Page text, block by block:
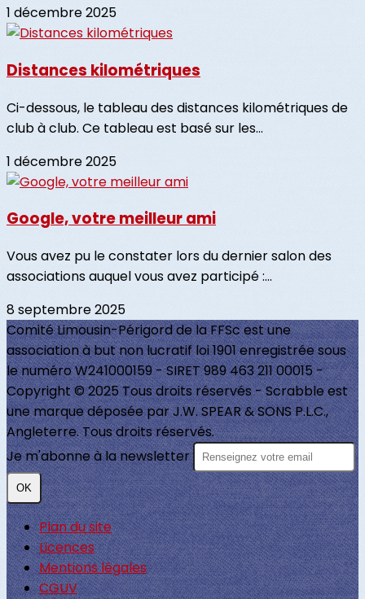
1 décembre 2025
Distances kilométriques
Ci-dessous, le tableau des distances kilométriques de
club à club. Ce tableau est basé sur les...
1 décembre 2025
Google, votre meilleur ami
Vous avez pu le constater lors du dernier salon des
associations auquel vous avez participé :...
8 septembre 2025
Comité Limousin-Périgord de la FFSc est une
association à but non lucratif loi 1901 enregistrée sous
le numéro W241000159 - SIRET 989 463 211 00015 -
Copyright © 2025 Tous droits réservés - Scrabble est
une marque déposée par J.W. SPEAR & SONS P.L.C.,
Angleterre. Tous droits réservés.
Je m'abonne à la newsletter
OK
Plan du site
Licences
Mentions légales
CGUV